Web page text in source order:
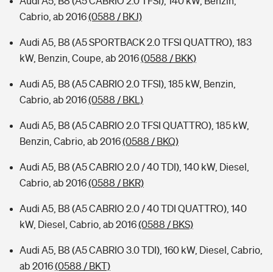
Cabrio, ab 2016(0588 / BKJ)
Audi A5, B8 (A5 SPORTBACK 2.0 TFSI QUATTRO), 183
kW, Benzin, Coupe, ab 2016(0588 / BKK)
Audi A5, B8 (A5 CABRIO 2.0 TFSI), 185 kW, Benzin,
Cabrio, ab 2016(0588 / BKL)
Audi A5, B8 (A5 CABRIO 2.0 TFSI QUATTRO), 185 kW,
Benzin, Cabrio, ab 2016(0588 / BKQ)
Audi A5, B8 (A5 CABRIO 2.0 / 40 TDI), 140 kW, Diesel,
Cabrio, ab 2016(0588 / BKR)
Audi A5, B8 (A5 CABRIO 2.0 / 40 TDI QUATTRO), 140
kW, Diesel, Cabrio, ab 2016(0588 / BKS)
Audi A5, B8 (A5 CABRIO 3.0 TDI), 160 kW, Diesel, Cabrio,
ab 2016(0588 / BKT)